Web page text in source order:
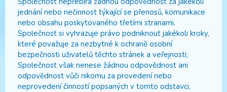
jednání nebo nečinnost týkající se přenosů, komunikace
nebo obsahu poskytovaného třetími stranami.
Společnost si vyhrazuje právo podniknout jakékoli kroky,
které považuje za nezbytné k ochraně osobní
bezpečnosti uživatelů těchto stránek a veřejnosti;
Společnost však nenese žádnou odpovědnost ani
odpovědnost vůči nikomu za provedení nebo
neprovedení činností popsaných v tomto odstavci.